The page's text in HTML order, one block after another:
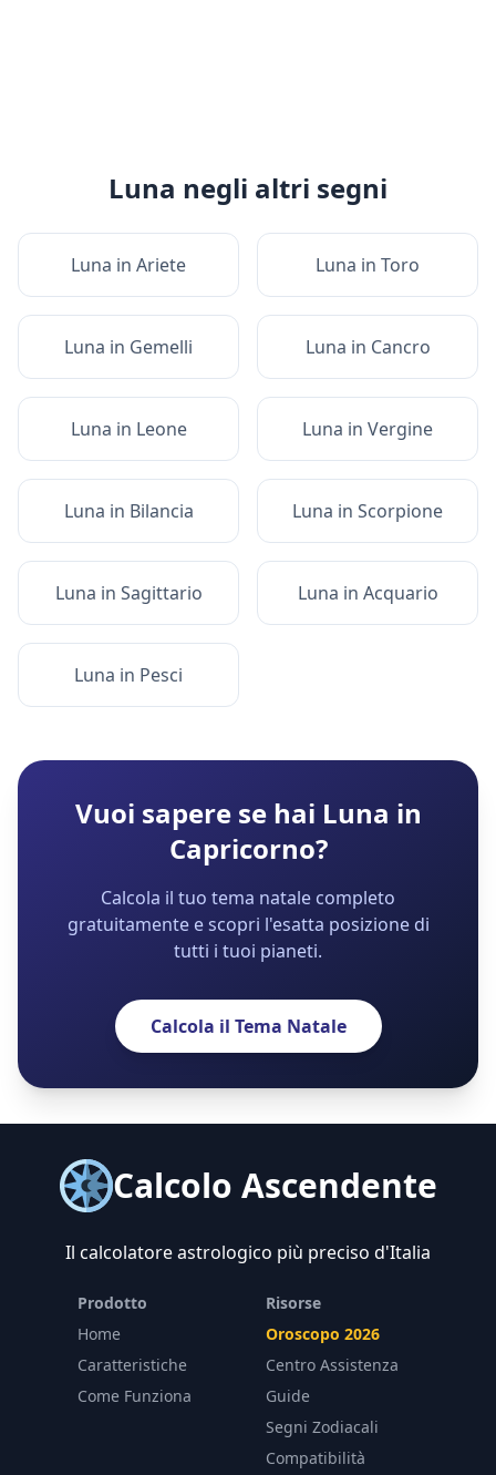
Luna negli altri segni
Luna in Ariete Luna in Toro
Luna in Gemelli Luna in Cancro
Luna in Leone Luna in Vergine
Luna in Bilancia Luna in Scorpione
Luna in Sagittario Luna in Acquario
Luna in Pesci
Vuoi sapere se hai Luna in
Capricorno?
Calcola il tuo tema natale completo
gratuitamente e scopri l'esatta posizione di
tutti i tuoi pianeti.
Calcola il Tema Natale
Calcolo Ascendente
Il calcolatore astrologico più preciso d'Italia
Prodotto
Home
Caratteristiche
Come Funziona
Risorse
Oroscopo 2026
Centro Assistenza
Guide
Segni Zodiacali
Compatibilità